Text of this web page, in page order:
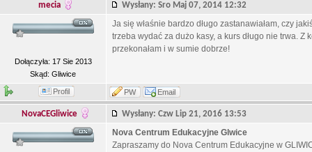
mecia Wysłany: Sro Maj 07, 2014 12:32
Dołączyła: 17 Sie 2013
Skąd: Gliwice
Ja się właśnie bardzo długo zastanawiałam, czy
trzeba wydać za dużo kasy, a kurs długo nie trwa.
przekonałam i w sumie dobrze!
Profil PW Email
NovaCEGliwice Wysłany: Czw Lip 21, 2016 13:53
Nova Centrum Edukacyjne Glwice
Zapraszamy do Nova Centrum Edukacyjne w